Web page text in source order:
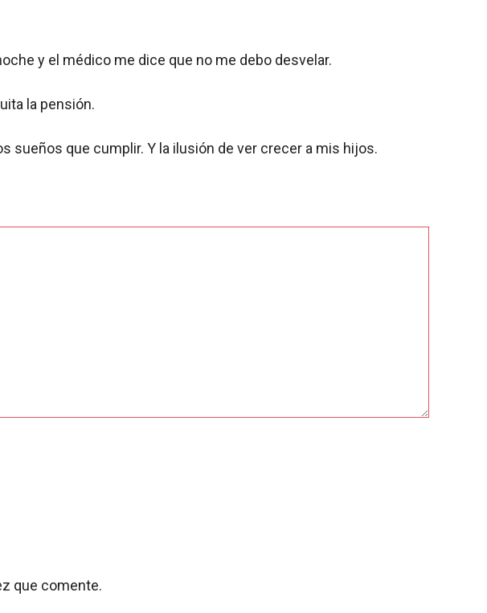
y el médico me dice que no me debo desvelar.
la pensión.
sueños que cumplir. Y la ilusión de ver crecer a mis hijos.
que comente.